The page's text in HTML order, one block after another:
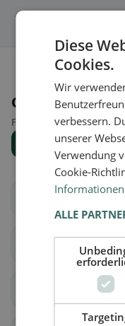
Orte in der
Finde den passenden
Aeugst am Albis
Diese
Cookies.
Wir
verbessern.
unserer
Verwendung
Cookie-
Informationen
ALLE